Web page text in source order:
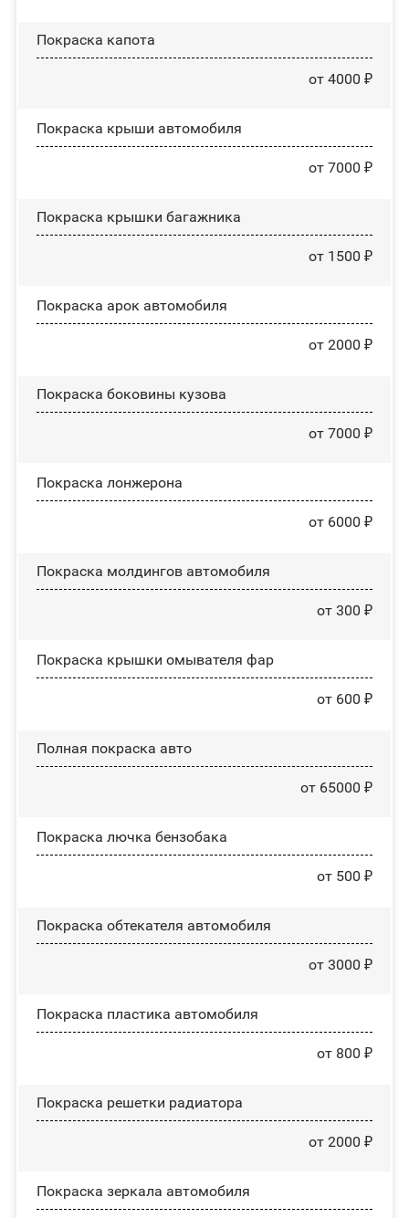
Покраска капота
от 4000 ₽
Покраска крыши автомобиля
от 7000 ₽
Покраска крышки багажника
от 1500 ₽
Покраска арок автомобиля
от 2000 ₽
Покраска боковины кузова
от 7000 ₽
Покраска лонжерона
от 6000 ₽
Покраска молдингов автомобиля
от 300 ₽
Покраска крышки омывателя фар
от 600 ₽
Полная покраска авто
от 65000 ₽
Покраска лючка бензобака
от 500 ₽
Покраска обтекателя автомобиля
от 3000 ₽
Покраска пластика автомобиля
от 800 ₽
Покраска решетки радиатора
от 2000 ₽
Покраска зеркала автомобиля